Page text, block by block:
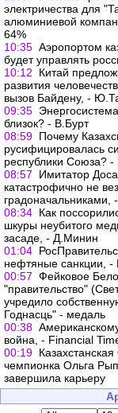
электричества для
алюминиевой
64%
10:35 Аэропортом
будет управлять
10:12
Китай
развития
вызов Байдену, -
09:35
близок? - В.Бурт
08:59 Почему
русифицировалась
республики Союза?
08:57
Имитатор
катастрофично не
08:34 Как
шкуры неубитого
засаде, - Д.Минин
01:04
нефтяные санкции, -
00:57 Фейковое
"правительство"
учредило
Годнасць" - медаль
00:38
война, - Financial
00:19
чемпионка Ольга
завершила карьеру